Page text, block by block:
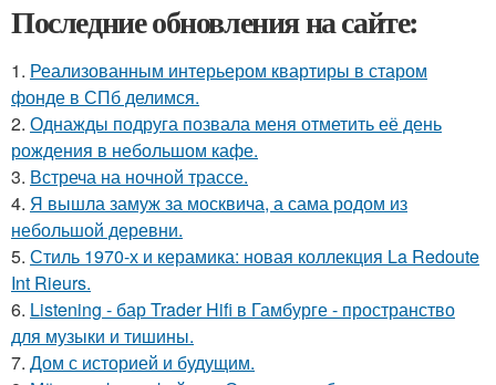
Последние обновления на сайте:
1. Реализованным интерьером квартиры в старом
фонде в СПб делимся.
2. Однажды подруга позвала меня отметить её день
рождения в небольшом кафе.
3. Встреча на ночной трассе.
4. Я вышла замуж за москвича, а сама родом из
небольшой деревни.
5. Стиль 1970-х и керамика: новая коллекция La Redoute
Int Rieurs.
6. Listening - бар Trader Hifi в Гамбурге - пространство
для музыки и тишины.
7. Дом с историей и будущим.